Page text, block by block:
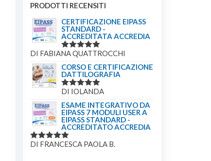
PRODOTTI RECENSITI
CERTIFICAZIONE EIPASS
STANDARD -
ACCREDITATA ACCREDIA
VALUTATO
DI FABIANA QUATTROCCHI
CORSO E CERTIFICAZIONE
DATTILOGRAFIA
VALUTATO
DI IOLANDA
ESAME INTEGRATIVO DA
EIPASS 7 MODULI USER A
EIPASS STANDARD -
ACCREDITATO ACCREDIA
VALUTATO
DI FRANCESCA PAOLA B.